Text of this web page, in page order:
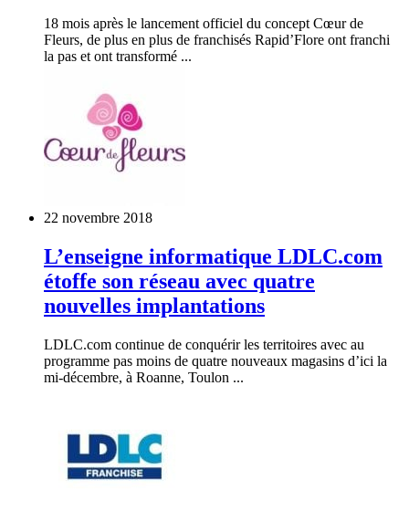
18 mois après le lancement officiel du concept Cœur de
Fleurs, de plus en plus de franchisés Rapid’Flore ont franchi
la pas et ont transformé ...
22 novembre 2018
L’enseigne informatique LDLC.com
étoffe son réseau avec quatre
nouvelles implantations
LDLC.com continue de conquérir les territoires avec au
programme pas moins de quatre nouveaux magasins d’ici la
mi-décembre, à Roanne, Toulon ...